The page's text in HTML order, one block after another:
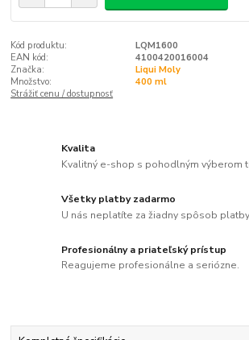
Kód produktu:
LQM1600
EAN kód:
4100420016004
Značka:
Liqui Moly
Množstvo:
400 ml
Strážiť cenu / dostupnosť
Kvalita
Kvalitný e-shop s pohodlným výberom
Všetky platby zadarmo
U nás neplatíte za žiadny spôsob
Profesionálny a priateľský prístup
Reagujeme profesionálne a seriózne.